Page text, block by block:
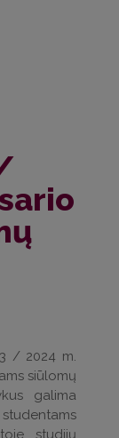
/ 2024 m.
siūlomų
galima
studijų